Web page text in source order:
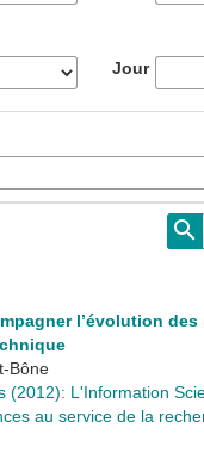
Jour
l’évolution des
Bône
(2012): L'Information
au service de la